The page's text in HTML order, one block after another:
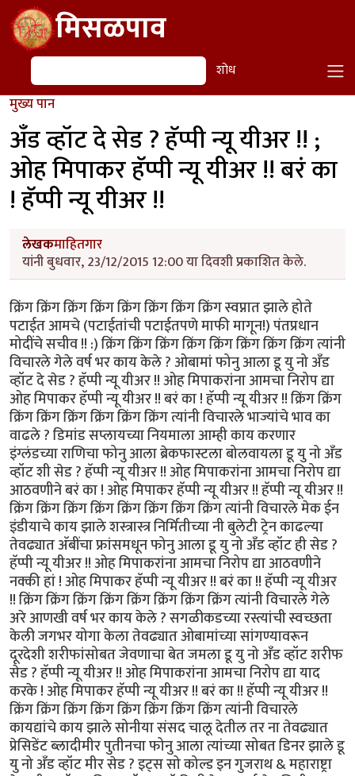
Skip to main contentमिसळपाव
शोध शोध
मुख्य पान
अँड व्हॉट दे सेड ? हॅप्पी न्यू यीअर !! ;
ओह मिपाकर हॅप्पी न्यू यीअर !! बरं का
! हॅप्पी न्यू यीअर !!
लेखकमाहितगार
यांनी बुधवार, 23/12/2015 12:00 या दिवशी प्रकाशित केले.
क्रिंग क्रिंग क्रिंग क्रिंग क्रिंग क्रिंग क्रिंग क्रिंग स्वप्नात झाले होते
पटाईत आमचे (पटाईतांची पटाईतपणे माफी मागून!) पंतप्रधान
मोदींचे सचीव !! :) क्रिंग क्रिंग क्रिंग क्रिंग क्रिंग क्रिंग क्रिंग क्रिंग त्यांनी
विचारले गेले वर्ष भर काय केले ? ओबामां फोनु आला डू यु नो अँड
व्हॉट दे सेड ? हॅप्पी न्यू यीअर !! ओह मिपाकरांना आमचा निरोप द्या
ओह मिपाकर हॅप्पी न्यू यीअर !! बरं का ! हॅप्पी न्यू यीअर !! क्रिंग क्रिंग
क्रिंग क्रिंग क्रिंग क्रिंग क्रिंग क्रिंग त्यांनी विचारले भाज्यांचे भाव का
वाढले ? डिमांड सप्लायच्या नियमाला आम्ही काय करणार
इंग्लंडच्या राणिचा फोनु आला ब्रेकफास्टला बोलवायला डू यु नो अँड
व्हॉट शी सेड ? हॅप्पी न्यू यीअर !! ओह मिपाकरांना आमचा निरोप द्या
आठवणीने बरं का ! ओह मिपाकर हॅप्पी न्यू यीअर !! हॅप्पी न्यू यीअर !!
क्रिंग क्रिंग क्रिंग क्रिंग क्रिंग क्रिंग क्रिंग क्रिंग त्यांनी विचारले मेक ईन
इंडीयाचे काय झाले शस्त्रास्त्र निर्मितीच्या नी बुलेटी ट्रेन काढल्या
तेवढ्यात अ‍ॅबींचा फ्रांसमधून फोनु आला डू यु नो अँड व्हॉट ही सेड ?
हॅप्पी न्यू यीअर !! ओह मिपाकरांना आमचा निरोप द्या आठवणीने
नक्की हां ! ओह मिपाकर हॅप्पी न्यू यीअर !! बरं का !! हॅप्पी न्यू यीअर
!! क्रिंग क्रिंग क्रिंग क्रिंग क्रिंग क्रिंग क्रिंग क्रिंग त्यांनी विचारले गेले
अरे आणखी वर्ष भर काय केले ? सगळीकडच्या रस्त्यांची स्वच्छता
केली जगभर योगा केला तेवढ्यात ओबामांच्या सांगण्यावरून
दूरदेशी शरीफांसोबत जेवणाचा बेत जमला डू यु नो अँड व्हॉट शरीफ
सेड ? हॅप्पी न्यू यीअर !! ओह मिपाकरांना आमचा निरोप द्या याद
करके ! ओह मिपाकर हॅप्पी न्यू यीअर !! बरं का !! हॅप्पी न्यू यीअर !!
क्रिंग क्रिंग क्रिंग क्रिंग क्रिंग क्रिंग क्रिंग क्रिंग त्यांनी विचारले
कायद्यांचे काय झाले सोनीया संसद चालू देतील तर ना तेवढ्यात
प्रेसिडेंट ब्लादीमीर पुतीनचा फोनु आला त्यांच्या सोबत डिनर झाले डू
यु नो अँड व्हॉट मीर सेड ? इट्स सो कोल्ड इन गुजराथ & महाराष्ट्रा